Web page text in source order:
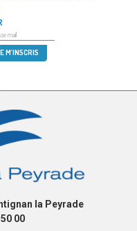
la Peyrade
00